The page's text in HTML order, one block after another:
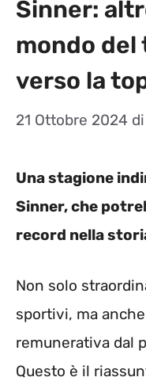
Sinner:
mondo del
verso la
21 Ottobre 2024 di
Una stagione
Sinner, che
record nella
Non solo
sportivi, ma
remunerativa dal
Questo è il